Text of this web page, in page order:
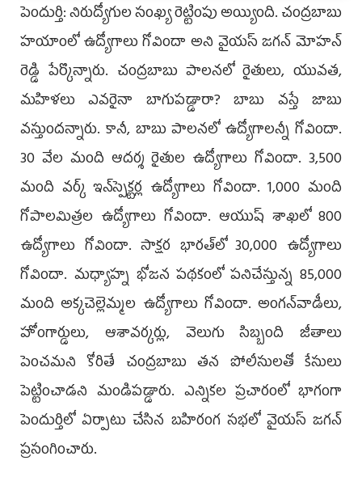
పెందుర్తి: నిరుద్యోగుల సంఖ్య రెట్టింపు అయ్యింది. చంద్రబాబు
హయాంలో ఉద్యోగాలు గోవిందా అని వైయ‌స్ జ‌గ‌న్ మోహ‌న్
రెడ్డి పేర్కొన్నారు. చంద్ర‌బాబు పాల‌న‌లో రైతులు, యువత,
మహిళలు ఎవరైనా బాగుపడ్డారా? బాబు వస్తే జాబు
వస్తుందన్నారు. కానీ, బాబు పాలనలో ఉద్యోగాలన్నీ గోవిందా.
30 వేల మంది ఆదర్శ రైతుల ఉద్యోగాలు గోవిందా. 3,500
మంది వర్క్‌ ఇన్‌స్పెక్టర్ల ఉద్యోగాలు గోవిందా. 1,000 మంది
గోపాలమిత్రల ఉద్యోగాలు గోవిందా. ఆయుష్‌ శాఖలో 800
ఉద్యోగాలు గోవిందా. సాక్షర భారత్‌లో 30,000 ఉద్యోగాలు
గోవిందా. మధ్యాహ్న భోజన పథకంలో పనిచేస్తున్న 85,000
మంది అక్కచెల్లెమ్మల ఉద్యోగాలు గోవిందా. అంగన్‌వాడీలు,
హోంగార్డులు, ఆశావర్కర్లు, వెలుగు సిబ్బంది జీతాలు
పెంచమని కోరితే చంద్రబాబు తన పోలీసులతో కేసులు
పెట్టించాడని మండిప‌డ్డారు. ఎన్నిక‌ల ప్ర‌చారంలో భాగంగా
పెందుర్తిలో ఏర్పాటు చేసిన బ‌హిరంగ స‌భ‌లో వైయ‌స్ జ‌గ‌న్
ప్ర‌సంగించారు.